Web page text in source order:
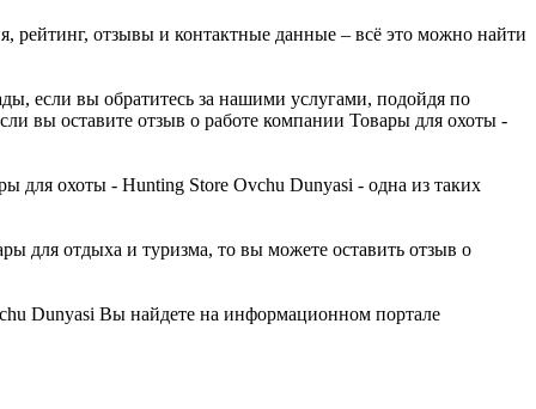
рейтинг, отзывы и контактные данные – всё это можно найти
если вы обратитесь за нашими услугами, подойдя по
вы оставите отзыв о работе компании Товары для охоты -
для охоты - Hunting Store Ovchu Dunyasi - одна из таких
для отдыха и туризма, то вы можете оставить отзыв о
Dunyasi Вы найдете на информационном портале